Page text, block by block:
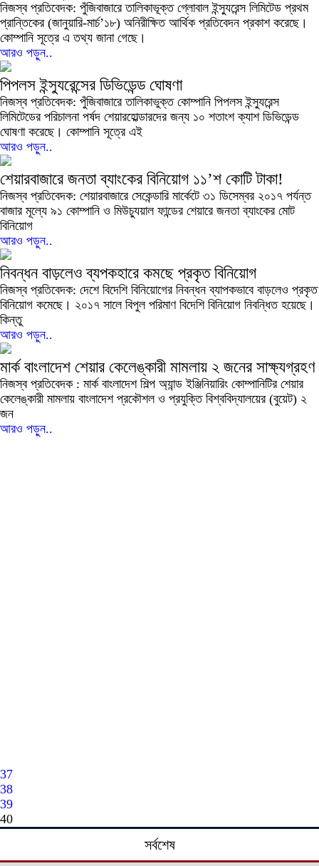
নিজস্ব প্রতিবেদক: পুঁজিবাজারে তালিকাভূক্ত গ্লোবাল ইন্স্যুরেন্স লিমিটেড প্রথম
প্রান্তিকের (জানুয়ারি-মার্চ’১৮) অনিরীক্ষিত আর্থিক প্রতিবেদন প্রকাশ করেছে।
কোম্পানি সূত্রে এ তথ্য জানা গেছে।
আরও পড়ুন..
পিপলস ইন্স্যুরেন্সের ডিভিডেন্ড ঘোষণা
নিজস্ব প্রতিবেদক: পুঁজিবাজারে তালিকাভুক্ত কোম্পানি পিপলস ইন্স্যুরেন্স
লিমিটেডের পরিচালনা পর্ষদ শেয়ারহোল্ডারদের জন্য ১০ শতাংশ ক্যাশ ডিভিডেন্ড
ঘোষণা করেছে। কোম্পানি সূত্রে এই
আরও পড়ুন..
শেয়ারবাজারে জনতা ব্যাংকের বিনিয়োগ ১১’শ কোটি টাকা!
নিজস্ব প্রতিবেদক: শেয়ারবাজারে সেকেন্ডারি মার্কেটে ৩১ ডিসেম্বর ২০১৭ পর্যন্ত
বাজার মূল্যে ৯১ কোম্পানি ও মিউচ্যুয়াল ফান্ডের শেয়ারে জনতা ব্যাংকের মোট
বিনিয়োগ
আরও পড়ুন..
নিবন্ধন বাড়লেও ব্যপকহারে কমছে প্রকৃত বিনিয়োগ
নিজস্ব প্রতিবেদক: দেশে বিদেশি বিনিয়োগের নিবন্ধন ব্যাপকভাবে বাড়লেও প্রকৃত
বিনিয়োগ কমেছে। ২০১৭ সালে বিপুল পরিমাণ বিদেশি বিনিয়োগ নিবন্ধিত হয়েছে।
কিন্তু
আরও পড়ুন..
মার্ক বাংলাদেশ শেয়ার কেলেঙ্কারী মামলায় ২ জনের সাক্ষ্যগ্রহণ
নিজস্ব প্রতিবেদক : মার্ক বাংলাদেশ শিল্প অ্যান্ড ইঞ্জিনিয়ারিং কোম্পানিটির শেয়ার
কেলেঙ্কারী মামলায় বাংলাদেশ প্রকৌশল ও প্রযুক্তি বিশ্ববিদ্যালয়ের (বুয়েট) ২
জন
আরও পড়ুন..
37
38
39
40
সর্বশেষ